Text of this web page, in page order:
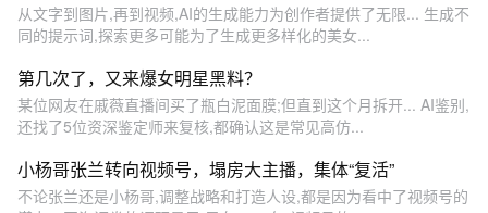
从文字到图片,再到视频,AI的生成能力为创作者提供了无限... 生成不
同的提示词,探索更多可能为了生成更多样化的美女...
第几次了，又来爆女明星黑料？
某位网友在戚薇直播间买了瓶白泥面膜;但直到这个月拆开... AI鉴别,
还找了5位资深鉴定师来复核,都确认这是常见高仿...
小杨哥张兰转向视频号，塌房大主播，集体“复活”
不论张兰还是小杨哥,调整战略和打造人设,都是因为看中了视频号的